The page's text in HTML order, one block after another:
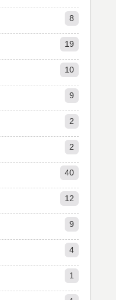
8
19
10
9
2
2
40
12
9
4
1